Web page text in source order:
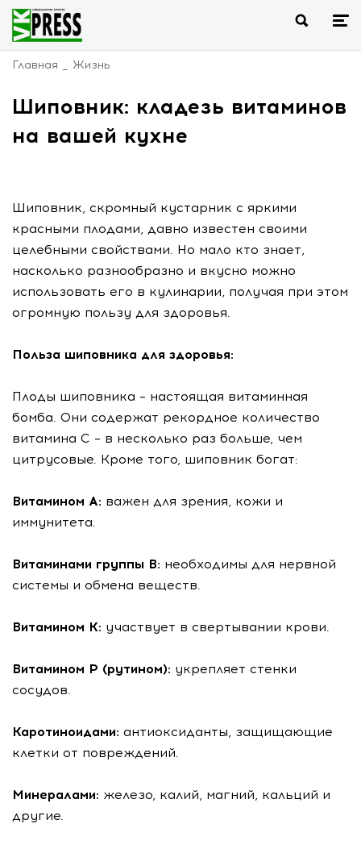
Главная Жизнь
Шиповник: кладезь витаминов
на вашей кухне
Шиповник, скромный кустарник с яркими
красными плодами, давно известен своими
целебными свойствами. Но мало кто знает,
насколько разнообразно и вкусно можно
использовать его в кулинарии, получая при этом
огромную пользу для здоровья.
Польза шиповника для здоровья:
Плоды шиповника – настоящая витаминная
бомба. Они содержат рекордное количество
витамина С – в несколько раз больше, чем
цитрусовые. Кроме того, шиповник богат:
Витамином А: важен для зрения, кожи и
иммунитета.
Витаминами группы В: необходимы для нервной
системы и обмена веществ.
Витамином К: участвует в свертывании крови.
Витамином Р (рутином): укрепляет стенки
сосудов.
Каротиноидами: антиоксиданты, защищающие
клетки от повреждений.
Минералами: железо, калий, магний, кальций и
другие.